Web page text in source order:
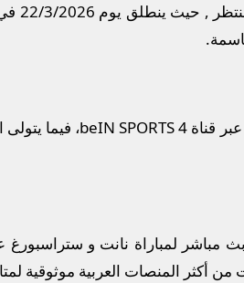
, حيث ينطلق يوم 22/3/2026
قناة beIN SPORTS 4، فيما يتولى
بث مباشر لمباراة نانت و ستراسبورغ
من أكثر المنصات العربية موثوقية